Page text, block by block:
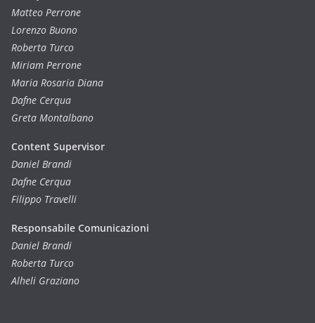
Matteo Perrone
Lorenzo Buono
Roberta Turco
Miriam Perrone
Maria Rosaria Diana
Dafne Cerqua
Greta Montalbano
Content Supervisor
Daniel Brandi
Dafne Cerqua
Filippo Travelli
Responsabile Comunicazioni
Daniel Brandi
Roberta Turco
Alheli Graziano